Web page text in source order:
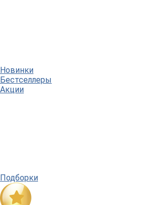
Новинки
Бестселлеры
Акции
Подборки